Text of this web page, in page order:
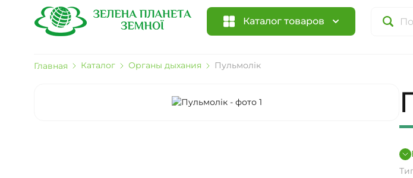
Каталог товаров
Главная Каталог Органы дыхания Пульмолік